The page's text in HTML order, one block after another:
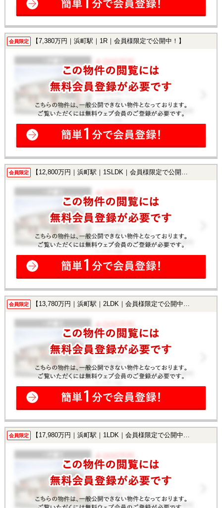
会員限定 【7,380万円｜浜町駅｜1R｜会員様限定で公開中！】
会員限定 【12,800万円｜浜町駅｜1SLDK｜会員様限定で公開中！】
会員限定 【13,780万円｜浜町駅｜2LDK｜会員様限定で公開中！】
会員限定 【17,980万円｜浜町駅｜1LDK｜会員様限定で公開中！】